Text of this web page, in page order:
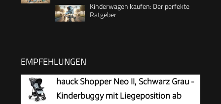
Kinderwagen kaufen: Der perfekte
Ratgeber
EMPFEHLUNGEN
hauck Shopper Neo II, Schwarz Grau -
Kinderbuggy mit Liegeposition ab